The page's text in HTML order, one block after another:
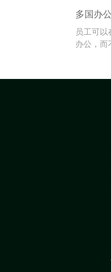
多国办
员工可
办公，而